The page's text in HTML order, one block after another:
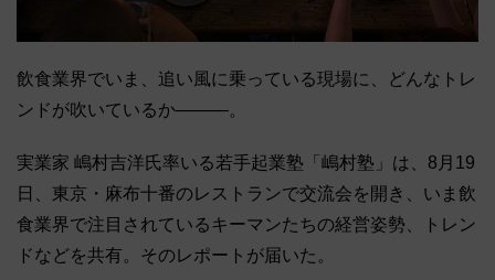
飲食業界でいま、追い風に乗っている現場に、どんなトレ
ンドが吹いているか―――。
実業家 嶋村吉洋氏率いる若手起業塾「嶋村塾」は、8月19
日、東京・麻布十番のレストランで交流会を開き、いま飲
食業界で注目されているキーマンたちの経営姿勢、トレン
ドなどを共有。そのレポートが届いた。